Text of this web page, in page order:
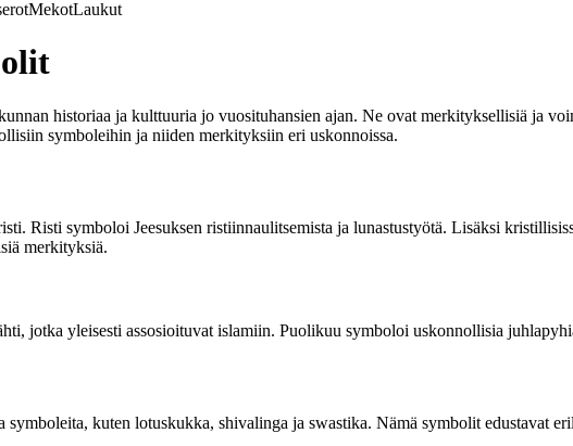
MekotLaukut
historiaa ja kulttuuria jo vuosituhansien ajan. Ne ovat merkityksellisiä ja
symboleihin ja niiden merkityksiin eri uskonnoissa.
Risti symboloi Jeesuksen ristiinnaulitsemista ja lunastustyötä. Lisäksi
merkityksiä.
jotka yleisesti assosioituvat islamiin. Puolikuu symboloi uskonnollisia
symboleita, kuten lotuskukka, shivalinga ja swastika. Nämä symbolit edustavat